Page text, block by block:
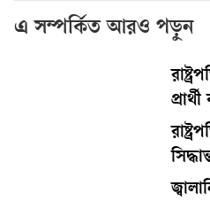
এ সম্পর্কিত আরও পড়ুন